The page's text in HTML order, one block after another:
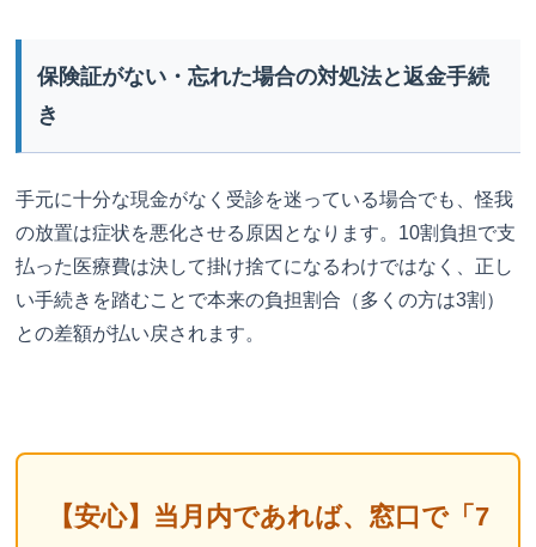
保険証がない・忘れた場合の対処法と返金手続
き
手元に十分な現金がなく受診を迷っている場合でも、怪我
の放置は症状を悪化させる原因となります。10割負担で支
払った医療費は決して掛け捨てになるわけではなく、正し
い手続きを踏むことで本来の負担割合（多くの方は3割）
との差額が払い戻されます。
【安心】当月内であれば、窓口で「7